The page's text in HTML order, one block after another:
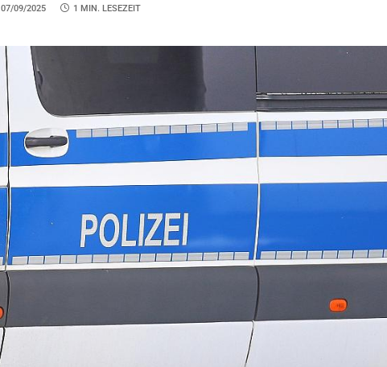
07/09/2025 1 MIN. LESEZEIT